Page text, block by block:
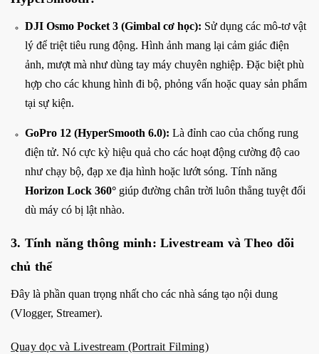
DJI Osmo Pocket 3 (Gimbal cơ học): Sử dụng các mô-tơ vật
lý để triệt tiêu rung động. Hình ảnh mang lại cảm giác điện
ảnh, mượt mà như dùng tay máy chuyên nghiệp. Đặc biệt phù
hợp cho các khung hình đi bộ, phỏng vấn hoặc quay sản phẩm
tại sự kiện.
GoPro 12 (HyperSmooth 6.0): Là đỉnh cao của chống rung
điện tử. Nó cực kỳ hiệu quả cho các hoạt động cường độ cao
như chạy bộ, đạp xe địa hình hoặc lướt sóng. Tính năng
Horizon Lock 360° giúp đường chân trời luôn thẳng tuyệt đối
dù máy có bị lật nhào.
3. Tính năng thông minh: Livestream và Theo dõi
chủ thể
Đây là phần quan trọng nhất cho các nhà sáng tạo nội dung
(Vlogger, Streamer).
Quay dọc và Livestream (Portrait Filming)